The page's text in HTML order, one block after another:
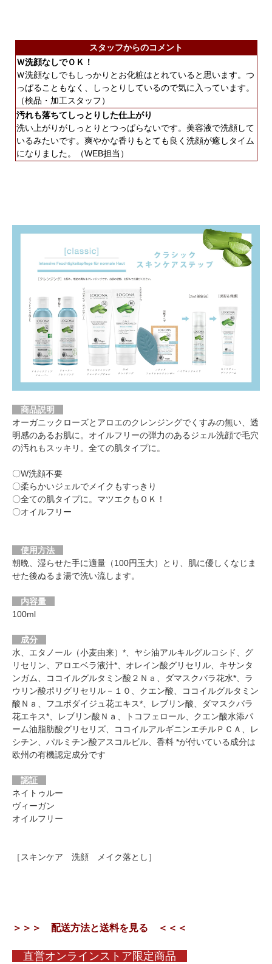
スタッフからのコメント
Ｗ洗顔なしでＯＫ！
Ｗ洗顔なしでもしっかりとお化粧はとれていると思います。つ
っぱることもなく、しっとりしているので気に入っています。
（検品・加工スタッフ）
汚れも落ちてしっとりした仕上がり
洗い上がりがしっとりとつっぱらないです。美容液で洗顔して
いるみたいです。爽やかな香りもとても良く洗顔が癒しタイム
になりました。（WEB担当）
商品説明
オーガニックローズとアロエのクレンジングでくすみの無い、透
明感のあるお肌に。オイルフリーの弾力のあるジェル洗顔で毛穴
の汚れもスッキリ。全ての肌タイプに。
〇W洗顔不要
〇柔らかいジェルでメイクもすっきり
〇全ての肌タイプに。マツエクもＯＫ！
〇オイルフリー
使用方法
朝晩、湿らせた手に適量（100円玉大）とり、肌に優しくなじま
せた後ぬるま湯で洗い流します。
内容量
100ml
成分
水、エタノール（小麦由来）*、ヤシ油アルキルグルコシド、グ
リセリン、アロエベラ液汁*、オレイン酸グリセリル、キサンタ
ンガム、ココイルグルタミン酸２Ｎａ、ダマスクバラ花水*、ラ
ウリン酸ポリグリセリル－１０、クエン酸、ココイルグルタミン
酸Ｎａ、フユボダイジュ花エキス*、レブリン酸、ダマスクバラ
花エキス*、レブリン酸Ｎａ、トコフェロール、クエン酸水添パ
ーム油脂肪酸グリセリズ、ココイルアルギニンエチルＰＣＡ、レ
シチン、パルミチン酸アスコルビル、香料 *が付いている成分は
欧州の有機認定成分です
認証
ネイトゥルー
ヴィーガン
オイルフリー
［スキンケア 洗顔 メイク落とし］
＞＞＞ 配送方法と送料を見る ＜＜＜
直営オンラインストア限定商品